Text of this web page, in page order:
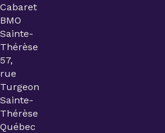
Cabaret
BMO
Sainte-
Thérèse
57,
rue
Turgeon
Sainte-
Thérèse
Québec